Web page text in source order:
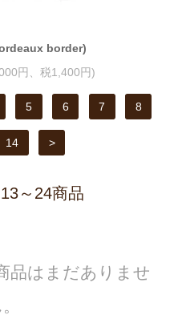
border)
円、税1,400円)
5 6 7 8
14 >
～24商品
品はまだありませ